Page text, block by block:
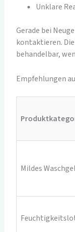
Unklare
Gerade bei
kontaktieren.
behandelbar,
Empfehlungen
Mildes Waschgel